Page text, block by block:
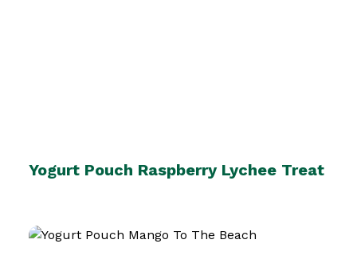
Yogurt Pouch Raspberry Lychee Treat